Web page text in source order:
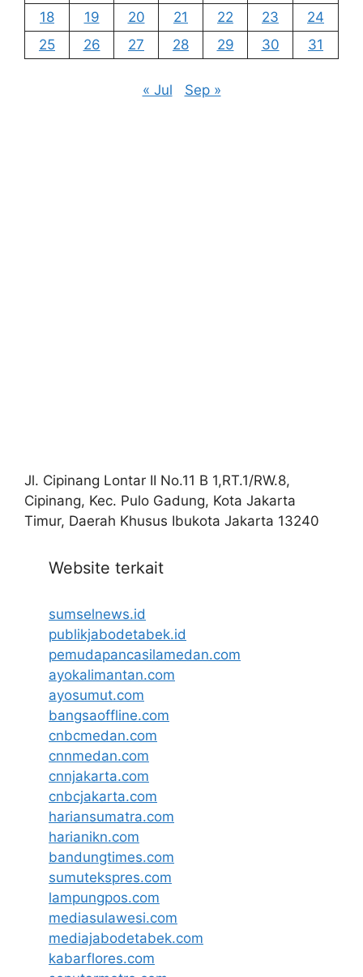
18
19 20 21 22 23
24
25
26 27 28 29 30 31
« Jul Sep »
Jl. Cipinang Lontar II No.11 B 1,RT.1/RW.8,
Cipinang, Kec. Pulo Gadung, Kota Jakarta
Timur, Daerah Khusus Ibukota Jakarta 13240
Website terkait
sumselnews.id
publikjabodetabek.id
pemudapancasilamedan.com
ayokalimantan.com
ayosumut.com
bangsaoffline.com
cnbcmedan.com
cnnmedan.com
cnnjakarta.com
cnbcjakarta.com
hariansumatra.com
harianikn.com
bandungtimes.com
sumutekspres.com
lampungpos.com
mediasulawesi.com
mediajabodetabek.com
kabarflores.com